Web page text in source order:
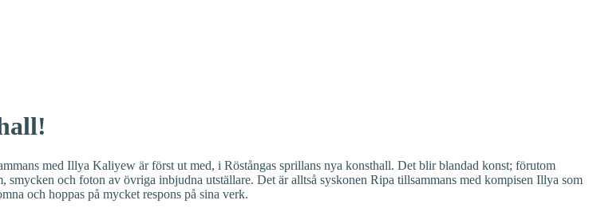
med Illya Kaliyew är först ut med, i Röstångas sprillans nya konsthall. Det blir blandad konst; förutom
och foton av övriga inbjudna utställare. Det är alltså syskonen Ripa tillsammans med kompisen Illya som
och hoppas på mycket respons på sina verk.